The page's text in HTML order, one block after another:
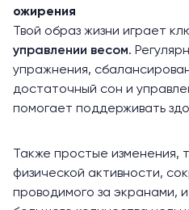
ожирения
Твой образ жизни играет
управлении весом.
упражнения,
достаточный сон и
помогает поддерживать
Также простые изменения,
физической активности,
проводимого за экранами,